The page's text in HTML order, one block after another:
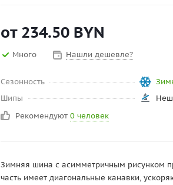
от 234.50 BYN
Много Нашли дешевле?
Сезонность
Шипы
Рекомендуют 0 человек
Зимняя шина с асимметричным рисунком
часть имеет диагональные канавки,